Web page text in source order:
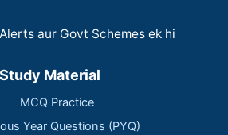
aur Govt Schemes ek hi
Study Material
MCQ Practice
Year Questions (PYQ)